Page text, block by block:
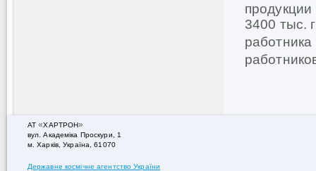
3400 тыс.
АТ«ХАРТРОН»
вул. Академiка Проскури, 1
м. Харків, Україна, 61070
Державне космічне агентство України